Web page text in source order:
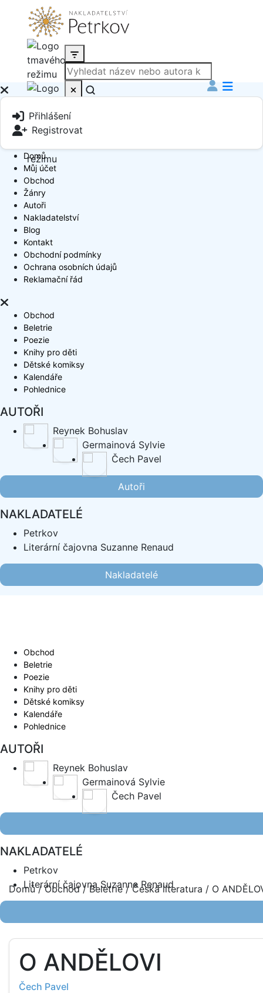
Book Author
Přihlášení
Registrovat
Domů
Můj účet
Obchod
Žánry
Autoři
Nakladatelství
Blog
Kontakt
Obchodní podmínky
Ochrana osobních údajů
Reklamační řád
Obchod
Beletrie
Poezie
Knihy pro děti
Dětské komiksy
Kalendáře
Pohlednice
AUTOŘI
Reynek Bohuslav
Germainová Sylvie
Čech Pavel
Autoři
NAKLADATELÉ
Petrkov
Literární čajovna Suzanne Renaud
Nakladatelé
Obchod
Beletrie
Poezie
Knihy pro děti
Dětské komiksy
Kalendáře
Pohlednice
AUTOŘI
Reynek Bohuslav
Germainová Sylvie
Čech Pavel
NAKLADATELÉ
Petrkov
Literární čajovna Suzanne Renaud
Domů/Obchod/Beletrie/Česká literatura / O
O ANDĚLOVI
Čech Pavel